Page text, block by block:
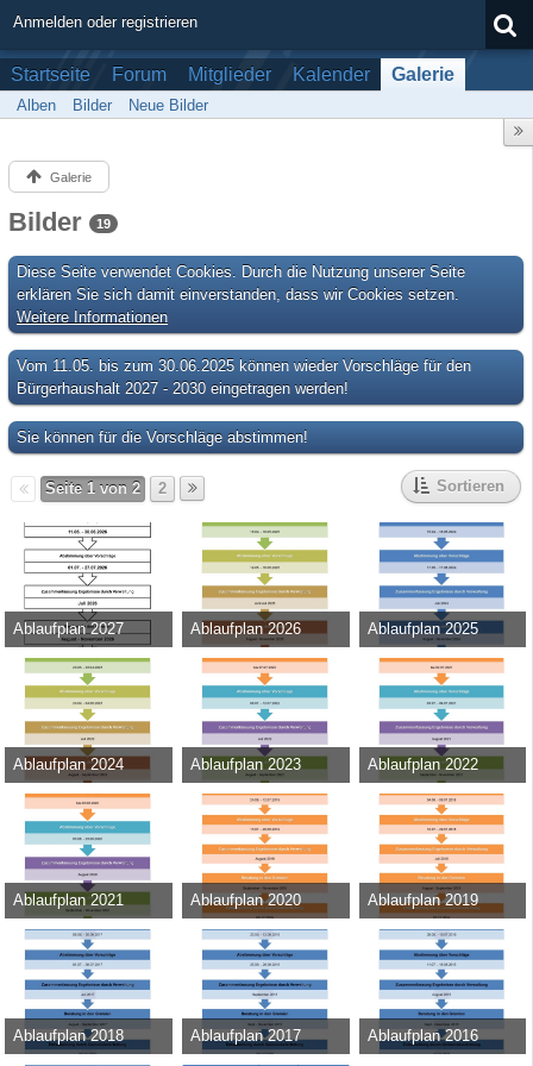
Anmelden oder registrieren
Startseite Forum Mitglieder Kalender Galerie
Alben Bilder Neue Bilder
Galerie
Bilder 19
Diese Seite verwendet Cookies. Durch die Nutzung unserer Seite
erklären Sie sich damit einverstanden, dass wir Cookies setzen.
Weitere Informationen
Vom 11.05. bis zum 30.06.2025 können wieder Vorschläge für den
Bürgerhaushalt 2027 - 2030 eingetragen werden!
Sie können für die Vorschläge abstimmen!
Seite 1 von 2 2 Sortieren
Ablaufplan 2027
Admin-11. Mai 2026
0
Ablaufplan 2026
Admin-13. Februar 2025
Ablaufplan 2025
Admin-13. März 2024
Ablaufplan 2024
Admin-15. März 2023
Ablaufplan 2023
Admin-17. Juni 2022
43.750
0
Ablaufplan 2022
Admin-8. Juni 2021
31.129
0
Ablaufplan 2021
Admin-22. Juni 2020
39.159
0
Ablaufplan 2020
Admin-17. Juni 2019
35.147
0
Ablaufplan 2019
Admin-23. April 2018
37.888
0
Ablaufplan 2018
Admin-30. Mai 2017
Ablaufplan 2017
Admin-18. August 2016
Ablaufplan 2016
Admin-22. Juli 2015